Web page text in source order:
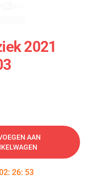
2021
AAN
: 26: 52